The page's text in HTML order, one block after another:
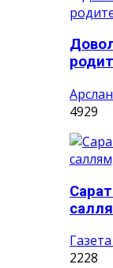
4929
2228